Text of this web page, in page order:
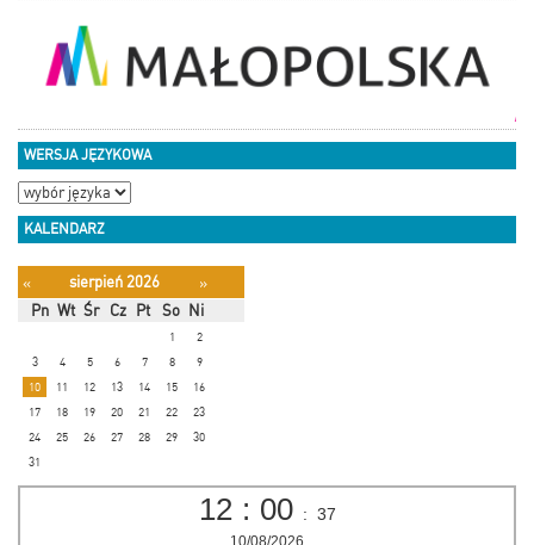
WERSJA JĘZYKOWA
KALENDARZ
« sierpień 2026
»
Pn Wt Śr Cz Pt So Ni
1
2
3
4 5 6 7 8
9
10
11 12 13 14 15
16
17
18 19 20 21 22
23
24
25 26 27 28 29
30
31
12 : 00 : 38
10/08/2026